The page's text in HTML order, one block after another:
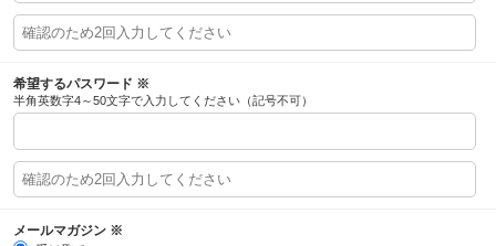
希望するパスワード ※
半角英数字4～50文字で入力してください（記号不可）
メールマガジン ※